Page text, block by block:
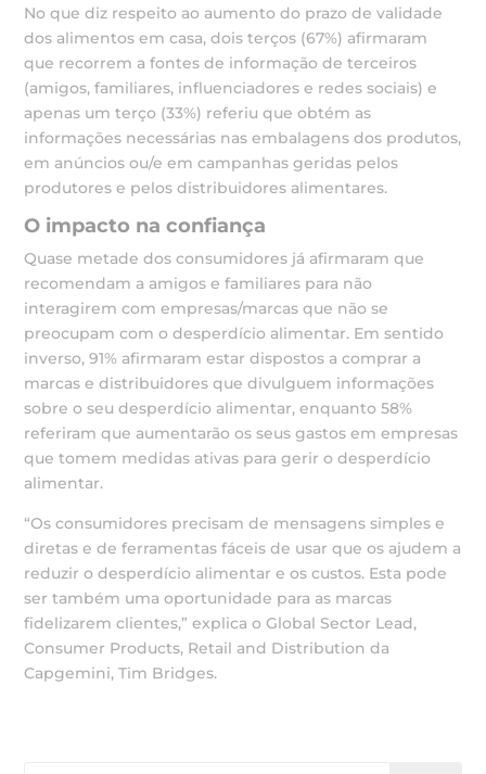
No que diz respeito ao aumento do prazo de validade
dos alimentos em casa, dois terços (67%) afirmaram
que recorrem a fontes de informação de terceiros
(amigos, familiares, influenciadores e redes sociais) e
apenas um terço (33%) referiu que obtém as
informações necessárias nas embalagens dos produtos,
em anúncios ou/e em campanhas geridas pelos
produtores e pelos distribuidores alimentares.
O impacto na confiança
Quase metade dos consumidores já afirmaram que
recomendam a amigos e familiares para não
interagirem com empresas/marcas que não se
preocupam com o desperdício alimentar. Em sentido
inverso, 91% afirmaram estar dispostos a comprar a
marcas e distribuidores que divulguem informações
sobre o seu desperdício alimentar, enquanto 58%
referiram que aumentarão os seus gastos em empresas
que tomem medidas ativas para gerir o desperdício
alimentar.
“Os consumidores precisam de mensagens simples e
diretas e de ferramentas fáceis de usar que os ajudem a
reduzir o desperdício alimentar e os custos. Esta pode
ser também uma oportunidade para as marcas
fidelizarem clientes,” explica o Global Sector Lead,
Consumer Products, Retail and Distribution da
Capgemini, Tim Bridges.